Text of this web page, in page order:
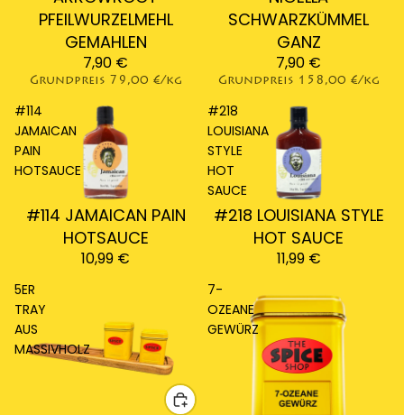
PFEILWURZELMEHL
GEMAHLEN
7,90 €
Grundpreis 79,00 €/kg
SCHWARZKÜMMEL
GANZ
7,90 €
Grundpreis 158,00 €/kg
#114
JAMAICAN
PAIN
HOTSAUCE
Ausverkauft
#114 JAMAICAN PAIN
HOTSAUCE
10,99 €
#218
LOUISIANA
STYLE
HOT
SAUCE
Ausverkauft
#218 LOUISIANA STYLE
HOT SAUCE
11,99 €
5ER
TRAY
AUS
MASSIVHOLZ
7-
OZEANE
GEWÜRZ